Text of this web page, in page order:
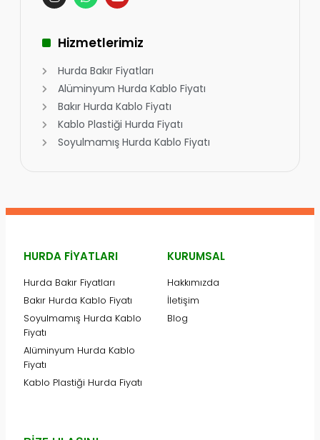
Hizmetlerimiz
Hurda Bakır Fiyatları
Alüminyum Hurda Kablo Fiyatı
Bakır Hurda Kablo Fiyatı
Kablo Plastiği Hurda Fiyatı
Soyulmamış Hurda Kablo Fiyatı
HURDA FIYATLARI
Hurda Bakır Fiyatları
Bakır Hurda Kablo Fiyatı
Soyulmamış Hurda Kablo
Fiyatı
Alüminyum Hurda Kablo
Fiyatı
Kablo Plastiği Hurda Fiyatı
KURUMSAL
Hakkımızda
İletişim
Blog